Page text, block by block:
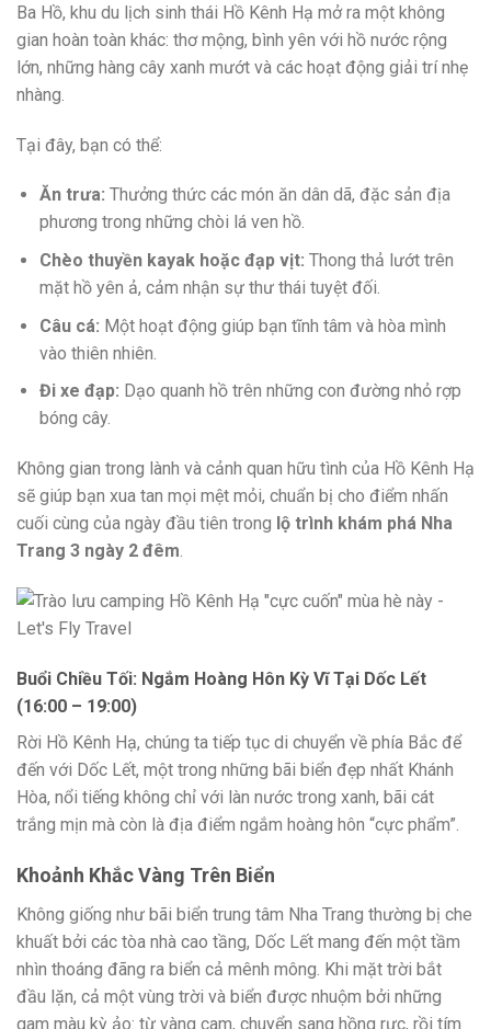
Ba Hồ, khu du lịch sinh thái Hồ Kênh Hạ mở ra một không
gian hoàn toàn khác: thơ mộng, bình yên với hồ nước rộng
lớn, những hàng cây xanh mướt và các hoạt động giải trí nhẹ
nhàng.
Tại đây, bạn có thể:
Ăn trưa: Thưởng thức các món ăn dân dã, đặc sản địa
phương trong những chòi lá ven hồ.
Chèo thuyền kayak hoặc đạp vịt: Thong thả lướt trên
mặt hồ yên ả, cảm nhận sự thư thái tuyệt đối.
Câu cá: Một hoạt động giúp bạn tĩnh tâm và hòa mình
vào thiên nhiên.
Đi xe đạp: Dạo quanh hồ trên những con đường nhỏ rợp
bóng cây.
Không gian trong lành và cảnh quan hữu tình của Hồ Kênh Hạ
sẽ giúp bạn xua tan mọi mệt mỏi, chuẩn bị cho điểm nhấn
cuối cùng của ngày đầu tiên trong lộ trình khám phá Nha
Trang 3 ngày 2 đêm.
Buổi Chiều Tối: Ngắm Hoàng Hôn Kỳ Vĩ Tại Dốc Lết
(16:00 – 19:00)
Rời Hồ Kênh Hạ, chúng ta tiếp tục di chuyển về phía Bắc để
đến với Dốc Lết, một trong những bãi biển đẹp nhất Khánh
Hòa, nổi tiếng không chỉ với làn nước trong xanh, bãi cát
trắng mịn mà còn là địa điểm ngắm hoàng hôn “cực phẩm”.
Khoảnh Khắc Vàng Trên Biển
Không giống như bãi biển trung tâm Nha Trang thường bị che
khuất bởi các tòa nhà cao tầng, Dốc Lết mang đến một tầm
nhìn thoáng đãng ra biển cả mênh mông. Khi mặt trời bắt
đầu lặn, cả một vùng trời và biển được nhuộm bởi những
gam màu kỳ ảo: từ vàng cam, chuyển sang hồng rực, rồi tím